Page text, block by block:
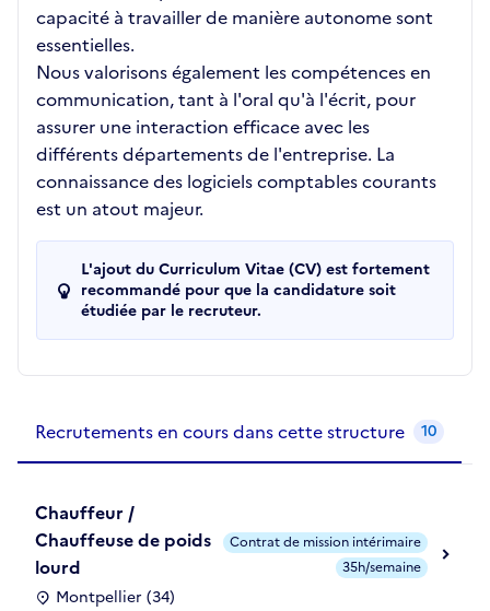
capacité à travailler de manière autonome sont
essentielles.
Nous valorisons également les compétences en
communication, tant à l'oral qu'à l'écrit, pour
assurer une interaction efficace avec les
différents départements de l'entreprise. La
connaissance des logiciels comptables courants
est un atout majeur.
L'ajout du Curriculum Vitae (CV) est fortement
recommandé pour que la candidature soit
étudiée par le recruteur.
Recrutements en cours dans cette structure 10
Chauffeur /
Chauffeuse de poids
lourd
Montpellier (34)
Contrat de mission intérimaire
35h/semaine